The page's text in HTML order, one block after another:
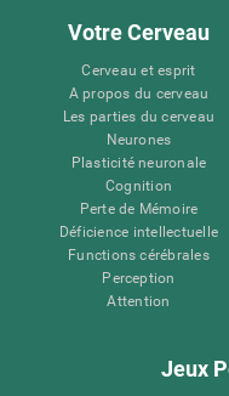
Votre Cerveau
Cerveau et esprit
A propos du cerveau
Les parties du cerveau
Neurones
Plasticité neuronale
Cognition
Perte de Mémoire
Déficience intellectuelle
Functions cérébrales
Perception
Attention
Jeux